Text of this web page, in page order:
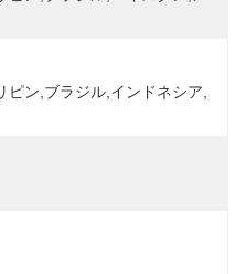
ン,ブラジル,インドネシア,